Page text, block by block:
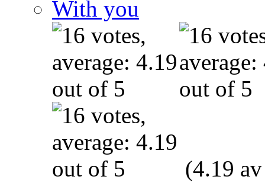
With you
(4.19